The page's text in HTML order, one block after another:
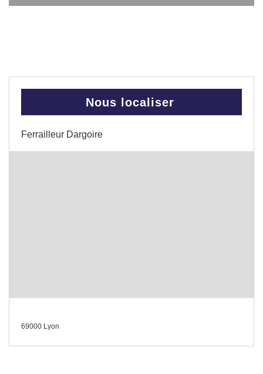
Nous localiser
Ferrailleur Dargoire
69000 Lyon